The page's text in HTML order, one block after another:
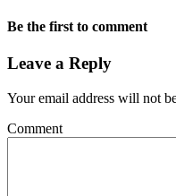
Be the first to comment
Leave a Reply
Your email address will not
Comment